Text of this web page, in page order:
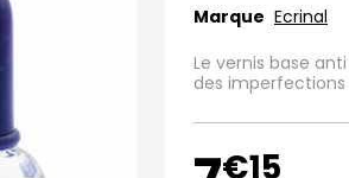
Marque Ecrinal
Le vernis base
des
€15